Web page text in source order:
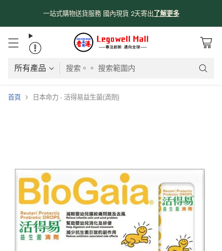
係時候分享吓我哋由採購、物流、購物網站、送貨嘅流程俾大家知啦😊
😊！ 了解更多
搜索。。 搜索範圍内
首頁 日本命力 - 活得易益生菌(滴劑)